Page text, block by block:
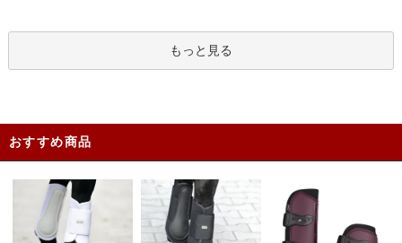
もっと見る
おすすめ商品